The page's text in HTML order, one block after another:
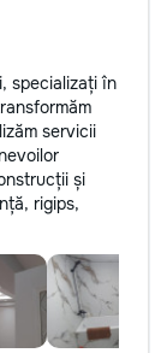
specializați în
servicii
și
rigips,